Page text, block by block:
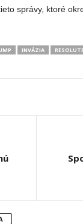
správy, ktoré
INVÁZIA